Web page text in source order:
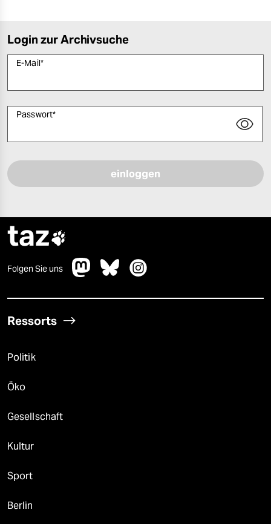
Login zur Archivsuche
E-Mail*
Passwort*
taz
Folgen Sie uns
Ressorts
Politik
Öko
Gesellschaft
Kultur
Sport
Berlin